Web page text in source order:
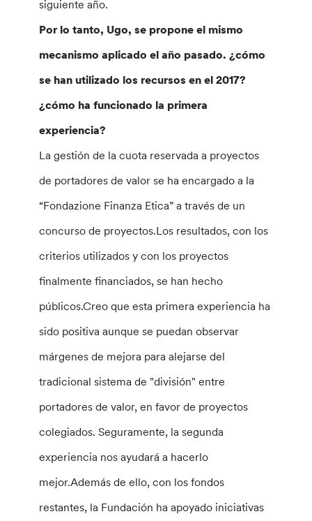
siguiente año.
Por lo tanto, Ugo, se propone el mismo
mecanismo aplicado el año pasado. ¿cómo
se han utilizado los recursos en el 2017?
¿cómo ha funcionado la primera
experiencia?
La gestión de la cuota reservada a proyectos
de portadores de valor se ha encargado a la
“Fondazione Finanza Etica” a través de un
concurso de proyectos.Los resultados, con los
criterios utilizados y con los proyectos
finalmente financiados, se han hecho
públicos.Creo que esta primera experiencia ha
sido positiva aunque se puedan observar
márgenes de mejora para alejarse del
tradicional sistema de "división" entre
portadores de valor, en favor de proyectos
colegiados. Seguramente, la segunda
experiencia nos ayudará a hacerlo
mejor.Además de ello, con los fondos
restantes, la Fundación ha apoyado iniciativas